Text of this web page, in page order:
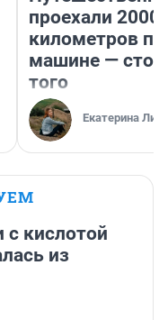
проехали 2000
километров по
машине —
того
Екатерина
кислотой
из